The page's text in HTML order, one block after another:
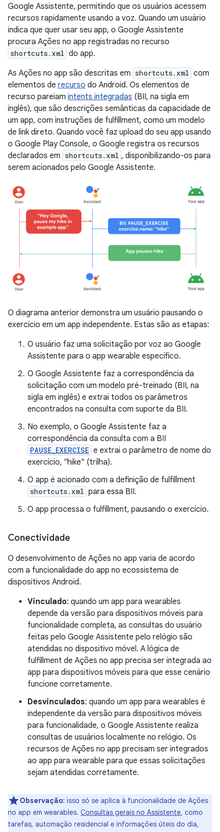
Google Assistente, permitindo que os usuários acessem
recursos rapidamente usando a voz. Quando um usuário
indica que quer usar seu app, o Google Assistente
procura Ações no app registradas no recurso
shortcuts.xml do app.
As Ações no app são descritas em shortcuts.xml com
elementos de recurso do Android. Os elementos de
recurso pareiam intents integradas (BII, na sigla em
inglês), que são descrições semânticas da capacidade de
um app, com instruções de fulfillment, como um modelo
de link direto. Quando você faz upload do seu app usando
o Google Play Console, o Google registra os recursos
declarados em shortcuts.xml , disponibilizando-os para
serem acionados pelo Google Assistente.
O diagrama anterior demonstra um usuário pausando o
exercício em um app independente. Estas são as etapas:
O usuário faz uma solicitação por voz ao Google
Assistente para o app wearable específico.
O Google Assistente faz a correspondência da
solicitação com um modelo pré-treinado (BII, na
sigla em inglês) e extrai todos os parâmetros
encontrados na consulta com suporte da BII.
No exemplo, o Google Assistente faz a
correspondência da consulta com a BII
PAUSE_EXERCISE e extrai o parâmetro de nome do
exercício, "hike" (trilha).
O app é acionado com a definição de fulfillment
shortcuts.xml para essa BII.
O app processa o fulfillment, pausando o exercício.
Conectividade
O desenvolvimento de Ações no app varia de acordo
com a funcionalidade do app no ecossistema de
dispositivos Android.
Vinculado: quando um app para wearables
depende da versão para dispositivos móveis para
funcionalidade completa, as consultas do usuário
feitas pelo Google Assistente pelo relógio são
atendidas no dispositivo móvel. A lógica de
fulfillment de Ações no app precisa ser integrada ao
app para dispositivos móveis para que esse cenário
funcione corretamente.
Desvinculados: quando um app para wearables é
independente da versão para dispositivos móveis
para funcionalidade, o Google Assistente realiza
consultas de usuários localmente no relógio. Os
recursos de Ações no app precisam ser integrados
ao app para wearable para que essas solicitações
sejam atendidas corretamente.
Observação: isso só se aplica à funcionalidade de Ações
no app em wearables. Consultas gerais no Assistente, como
tarefas, automação residencial e informações úteis do dia,